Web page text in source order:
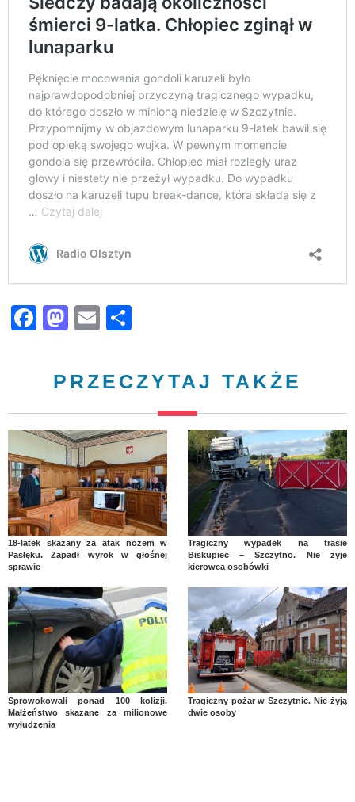
Facebook
Mastodon
Email
PRZECZYTAJ TAKŻE
18-latek skazany za atak nożem w
Pasłęku. Zapadł wyrok w głośnej
sprawie
Tragiczny wypadek na trasie
Biskupiec – Szczytno. Nie żyje
kierowca osobówki
Sprowokowali ponad 100 kolizji.
Małżeństwo skazane za milionowe
wyłudzenia
Tragiczny pożar w Szczytnie. Nie żyją
dwie osoby